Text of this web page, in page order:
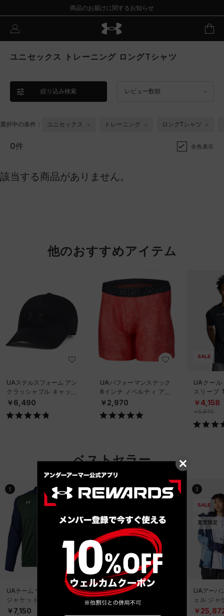
商品のお届けに関するお知らせ
ユニセックス トレーニング ロングTシャツ
絞り込み検索 レビュー数順
選択中の条件： ユニセックス トレーニング ロングTシャツ
0件 全色表示
該当する商品がありません。
他のおすすめアイテム
UAステルスフォーム アン
クラッシャブル キャップ
（ライフスタイル/UNISE
￥6,490
UAパフォーマンステック
6インチ ノベルティ アン
ダーウェア（トレーニン
グ/MEN）
￥2,970
SALE
UAクール
スリーブ
ーニング/
￥4,158
￥5,940
ベストセラー
1
UAチーム ウォームアップ
ジャケット（トレーニン
グ/UNISEX）
￥7,150
2
直営限定
UAアーバンアウトドア シ
ェル ジャケット（ライフ
3
SALE
直営限定
UAアーバ
ェル ジャ
スタイル/
￥